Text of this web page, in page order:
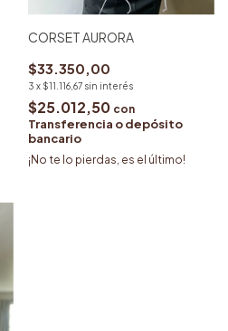
CORSET AURORA
$33.350,00
3 x $11.116,67 sin interés
$25.012,50 con
Transferencia o depósito
bancario
¡No te lo pierdas, es el último!